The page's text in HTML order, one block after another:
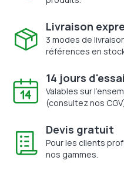
Livraison
3 modes de
références en
14 jours d'essai
Valables sur
(consultez nos
Devis gratuit
Pour les clients
nos gammes.